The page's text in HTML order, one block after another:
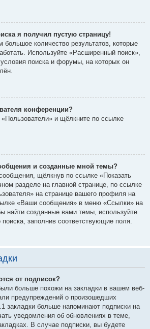
я получил пустую страницу!
количество результатов, которые
Используйте «Расширенный поиск»,
поиска и форумы, на которых он
конференции?
«Пользователи» и щёлкните по ссылке
и созданные мной темы?
щёлкнув по ссылке «Показать
разделе на главной странице, по ссылке
на странице вашего профиля на
«Ваши сообщения» в меню «Ссылки» на
найти созданные вами темы, используйте
поиска, заполнив соответствующие поля.
от подписок?
больше похожи на закладки в вашем веб-
предупреждений о произошедших
закладки больше напоминают подписки на
уведомления об обновлениях в теме,
В случае подписки, вы будете